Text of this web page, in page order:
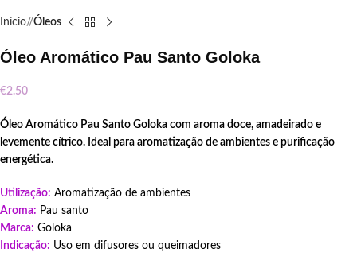
Início/ Óleos
Óleo Aromático Pau Santo Goloka
€2.50
Óleo Aromático Pau Santo Goloka com aroma doce, amadeirado e
levemente cítrico. Ideal para aromatização de ambientes e purificação
energética.
Utilização: Aromatização de ambientes
Aroma: Pau santo
Marca: Goloka
Indicação: Uso em difusores ou queimadores